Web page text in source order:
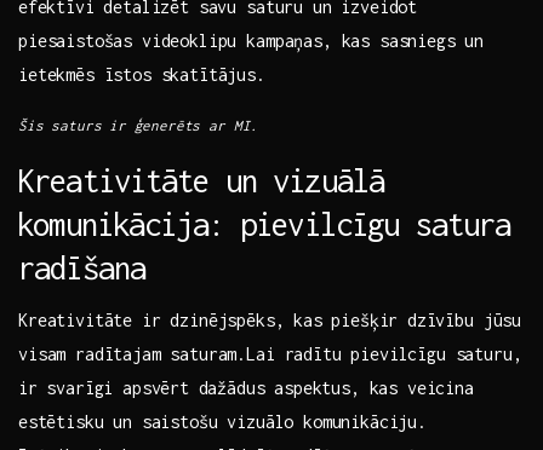
⁣efektīvi detalizēt savu‍ saturu un izveidot
piesaistošas videoklipu kampaņas, ‌kas sasniegs un ​
ietekmēs īstos skatītājus.
Šis saturs ​ir⁣ ģenerēts‌ ar MI.
Kreativitāte un vizuālā
⁣komunikācija: pievilcīgu satura​
radīšana
Kreativitāte ‌ir dzinējspēks, ⁤kas ⁢piešķir⁤ dzīvību jūsu
visam radītajam saturam.Lai radītu ‍pievilcīgu saturu,
⁢ir svarīgi apsvērt ⁣dažādus ⁤aspektus, kas veicina
⁤estētisku‌ un‌ saistošu vizuālo komunikāciju.